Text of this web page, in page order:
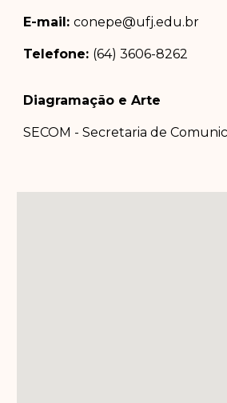
E-mail:conepe@ufj.edu.br
Telefone: (64) 3606-8262
Diagramação e Arte
SECOM - Secretaria de